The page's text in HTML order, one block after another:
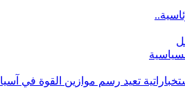
تعيد رسم موازين القوة في آسيا